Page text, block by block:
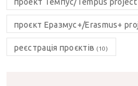
проєкт Еразмус+/Erasmus+
реєстрація проєктів (10)